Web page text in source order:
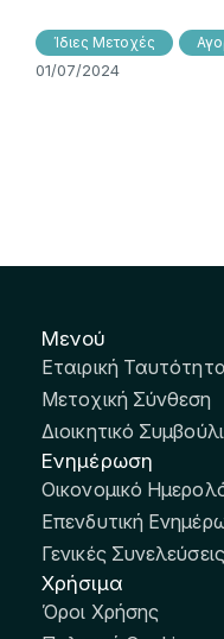
Ίδιες Μετοχές
01/07/2024
Μενού
Εταιρική
Μετοχική Σύνθεση
Διοικητικό
Ενημέρωση
Οικονομικό
Επενδυτική
Γενικές Συνελεύσεις
Χρήσιμα
Όροι Χρήσης